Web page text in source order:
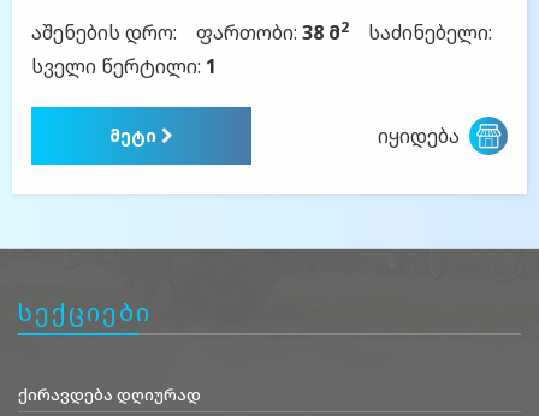
აშენების დრო:
ფართობი: 38 მ2
საძინებელი:
სველი წერტილი: 1
მეტი იყიდება
სექციები
ქირავდება დღიურად